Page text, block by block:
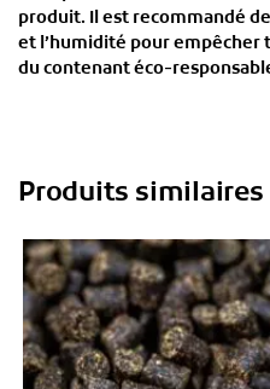
produit. Il est recommandé
et l’humidité pour
du contenant éco-
Produits similaires